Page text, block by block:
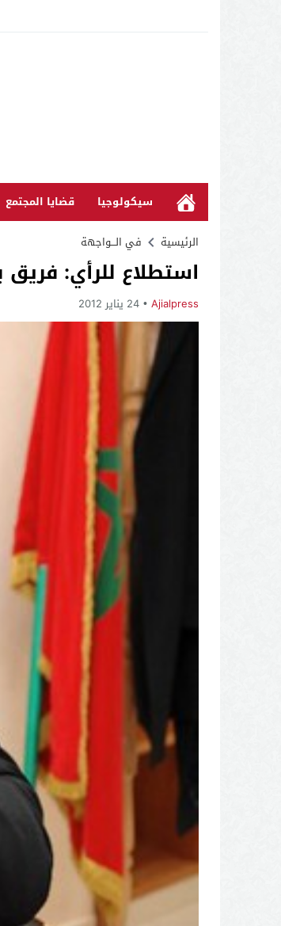
سيكولوجيا قضايا المجتمع
الرئيسية في الـــواجهة
استطلاع للرأي: فريق بنكيران
Ajialpress 24 يناير 2012